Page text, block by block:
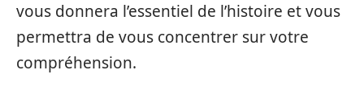
vous donnera l’essentiel de l’histoire et vous
permettra de vous concentrer sur votre
compréhension.